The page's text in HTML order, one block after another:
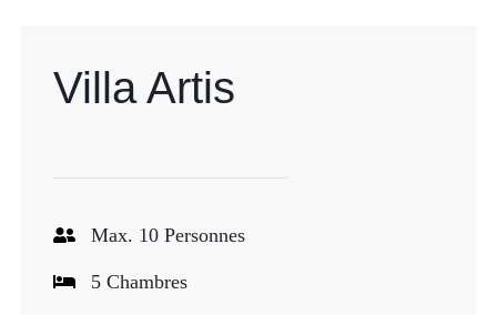
Villa Artis
Max. 10 Personnes
5 Chambres